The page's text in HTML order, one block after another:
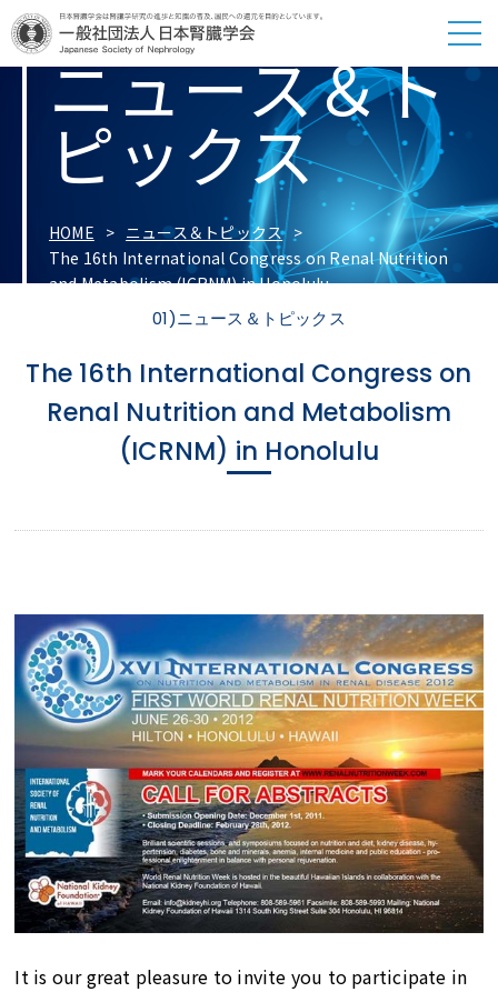
ニュース＆ト
ピックス
HOME
ニュース＆トピックス
The 16th International Congress on Renal Nutrition
and Metabolism (ICRNM) in Honolulu
01)ニュース＆トピックス
The 16th International Congress on
Renal Nutrition and Metabolism
(ICRNM) in Honolulu
It is our great pleasure to invite you to participate in